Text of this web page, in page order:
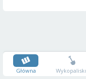
Główna